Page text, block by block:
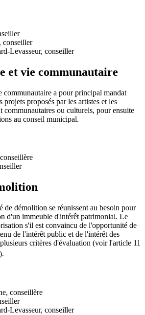
conseiller
Levasseur, conseiller
et vie communautaire
communautaire a pour principal mandat
projets proposés par les artistes et les
communautaires ou culturels, pour ensuite
au conseil municipal.
de démolition se réunissent au besoin pour
d'un immeuble d'intérêt patrimonial. Le
s'il est convaincu de l'opportunité de
de l'intérêt public et de l'intérêt des
critères d'évaluation (voir l'article 11
conseillère
Levasseur, conseiller